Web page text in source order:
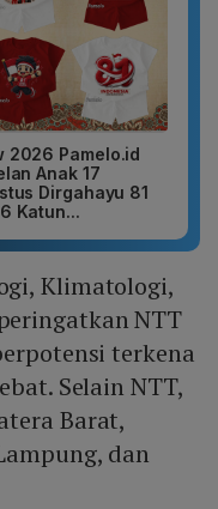
2026 Pamelo.id
Anak 17
Dirgahayu 81
Katun...
Klimatologi,
NTT
terkena
Selain NTT,
Barat,
dan